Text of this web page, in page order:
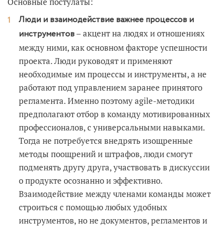
Люди и взаимодействие важнее процессов и
инструментов– акцент на людях и отношениях
между ними, как основном факторе успешности
проекта. Люди руководят и применяют
необходимые им процессы и инструменты, а не
работают под управлением заранее принятого
регламента. Именно поэтому agile-методики
предполагают отбор в команду мотивированных
профессионалов, с универсальными навыками.
Тогда не потребуется внедрять изощренные
методы поощрений и штрафов, люди смогут
подменять другу друга, участвовать в дискуссии
о продукте осознанно и эффективно.
Взаимодействие между членами команды может
строиться с помощью любых удобных
инструментов, но не документов, регламентов и